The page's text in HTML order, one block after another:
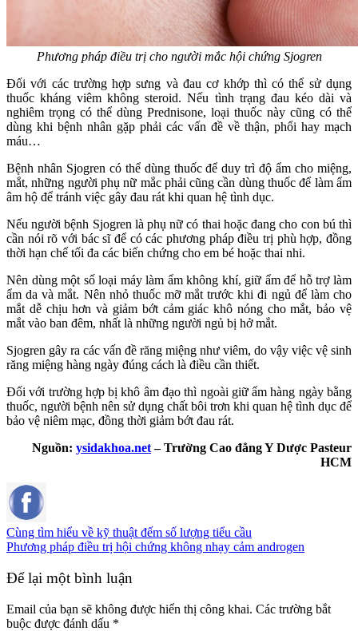
Phương pháp điều trị cho người mắc hội chứng Sjogren
Đối với các trường hợp sưng và đau cơ khớp thì có thể sử dụng
thuốc kháng viêm không steroid. Nếu tình trạng đau kéo dài và
nghiêm trọng có thể dùng Prednisone, loại thuốc này cũng có thể
dùng khi bệnh nhân gặp phải các vấn đề về thận, phổi hay mạch
máu…
Bệnh nhân Sjogren có thể dùng thuốc để duy trì độ ẩm cho miệng,
mắt, những người phụ nữ mắc phải cũng cần dùng thuốc để làm ẩm
âm hộ để tránh việc gây đau rát khi quan hệ tình dục.
Nếu người bệnh Sjogren là phụ nữ có thai hoặc đang cho con bú thì
cần nói rõ với bác sĩ để có các phương pháp điều trị phù hợp, đồng
thời hạn chế tối đa các biến chứng cho em bé hoặc thai nhi.
Nên dùng một số loại máy làm ẩm không khí, giữ ẩm để hỗ trợ làm
ẩm da và mắt. Nên nhỏ thuốc mỡ mắt trước khi đi ngủ để làm cho
mắt dễ chịu hơn và giảm bớt cảm giác khô nóng cho mắt, bảo vệ
mắt vào ban đêm, nhất là những người ngủ bị hở mắt.
Sjogren gây ra các vấn đề răng miệng như viêm, do vậy việc vệ sinh
răng miệng hàng ngày đúng cách là điều cần thiết.
Đối với trường hợp bị khô âm đạo thì ngoài giữ ẩm hàng ngày bằng
thuốc, người bệnh nên sử dụng chất bôi trơn khi quan hệ tình dục để
bảo vệ niêm mạc, đồng thời giảm bớt đau rát.
Nguồn: ysidakhoa.net– Trường Cao đẳng Y Dược Pasteur
HCM
Cùng tìm hiểu về kỹ thuật đếm số lượng tiểu cầu
Phương pháp điều trị hội chứng không nhạy cảm androgen
Để lại một bình luận
Email của bạn sẽ không được hiển thị công khai. Các trường bắt
buộc được đánh dấu *